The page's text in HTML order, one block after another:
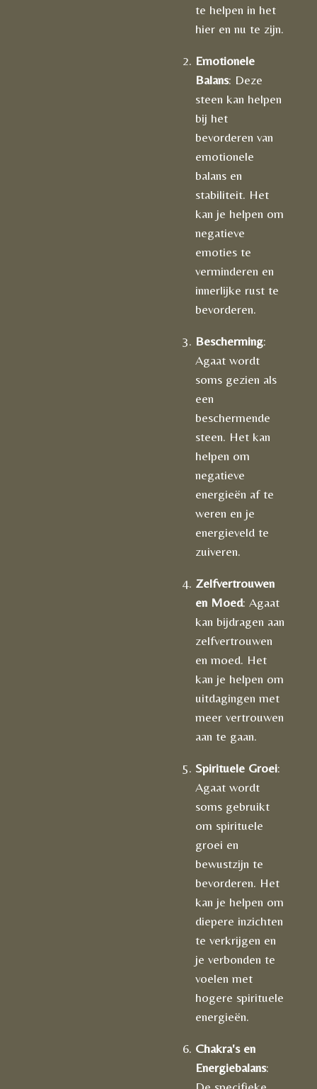
te helpen in het
hier en nu te zijn.
Emotionele
Balans: Deze
steen kan helpen
bij het
bevorderen van
emotionele
balans en
stabiliteit. Het
kan je helpen om
negatieve
emoties te
verminderen en
innerlijke rust te
bevorderen.
Bescherming:
Agaat wordt
soms gezien als
een
beschermende
steen. Het kan
helpen om
negatieve
energieën af te
weren en je
energieveld te
zuiveren.
Zelfvertrouwen
en Moed: Agaat
kan bijdragen aan
zelfvertrouwen
en moed. Het
kan je helpen om
uitdagingen met
meer vertrouwen
aan te gaan.
Spirituele Groei:
Agaat wordt
soms gebruikt
om spirituele
groei en
bewustzijn te
bevorderen. Het
kan je helpen om
diepere inzichten
te verkrijgen en
je verbonden te
voelen met
hogere spirituele
energieën.
Chakra's en
Energiebalans: